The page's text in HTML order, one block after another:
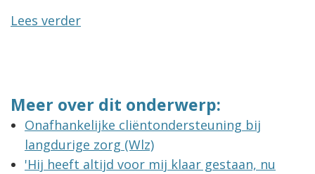
Lees verder
Meer over dit onderwerp:
Onafhankelijke cliëntondersteuning bij
langdurige zorg (Wlz)
'Hij heeft altijd voor mij klaar gestaan, nu